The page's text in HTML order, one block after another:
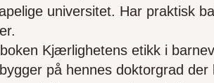
universitet. Har praktisk
Kjærlighetens etikk i
på hennes doktorgrad der